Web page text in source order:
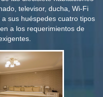
televisor, ducha, Wi-Fi
sus huéspedes cuatro tipos
a los requerimientos de